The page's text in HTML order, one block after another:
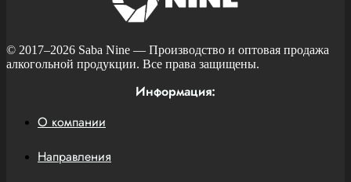
© 2017–2026 Saba Nine — Производство и оптовая продажа
алкогольной продукции. Все права защищены.
Информация:
О компании
Направления